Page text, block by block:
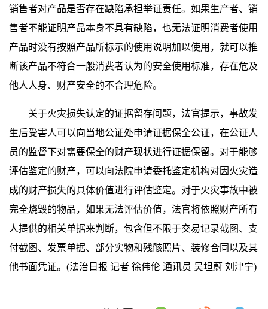
销售者对产品是否存在缺陷承担举证责任。如果生产者、销
售者不能证明产品本身不具有缺陷，也无法证明消费者使用
产品时没有按照产品所标示的使用说明加以使用，就可以推
断该产品不符合一般消费者认为的安全使用标准，存在危及
他人人身、财产安全的不合理危险。
关于火灾损失认定的证据留存问题，法官提示，事故发
生后受害人可以向当地公证处申请证据保全公证，在公证人
员的监督下对需要保全的财产现状进行证据保留。对于能够
评估鉴定的财产，可以向法院申请委托鉴定机构对因火灾造
成的财产损失的具体价值进行评估鉴定。对于火灾事故中被
完全烧毁的物品，如果无法评估价值，法官将依照财产所有
人提供的相关单据来判断，包含但不限于交易记录截图、支
付截图、发票单据、部分实物和残骸照片、装修合同以及其
他书面凭证。(法治日报 记者 徐伟伦 通讯员 吴坦蔚 刘津宁)